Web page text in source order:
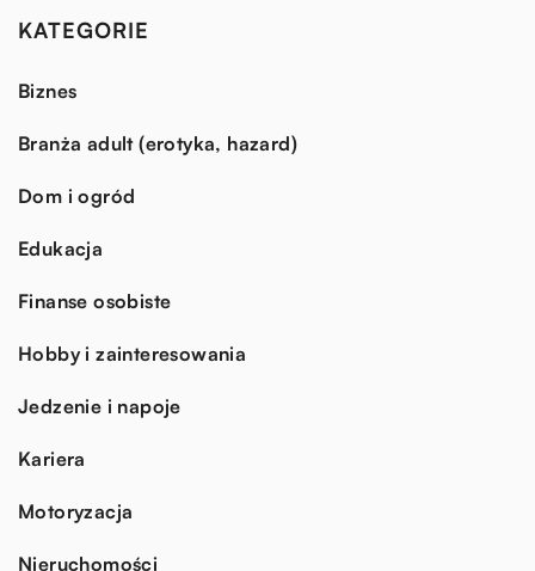
KATEGORIE
Biznes
Branża adult (erotyka, hazard)
Dom i ogród
Edukacja
Finanse osobiste
Hobby i zainteresowania
Jedzenie i napoje
Kariera
Motoryzacja
Nieruchomości